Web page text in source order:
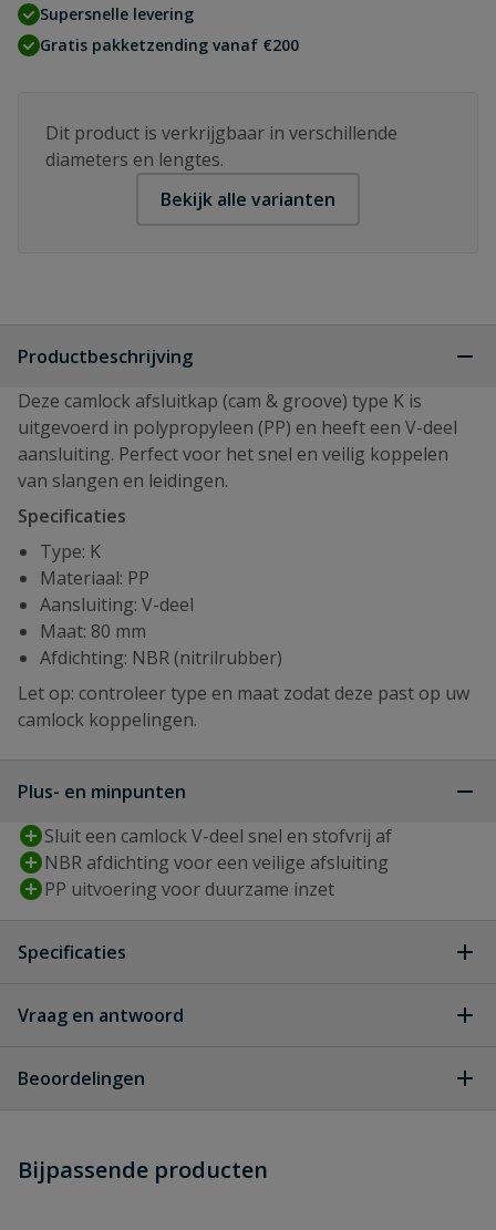
Supersnelle levering
Gratis pakketzending vanaf €200
Dit product is verkrijgbaar in verschillende
diameters en lengtes.
Bekijk alle varianten
Productbeschrijving
Deze camlock afsluitkap (cam & groove) type K is
uitgevoerd in polypropyleen (PP) en heeft een V-deel
aansluiting. Perfect voor het snel en veilig koppelen
van slangen en leidingen.
Specificaties
Type: K
Materiaal: PP
Aansluiting: V-deel
Maat: 80 mm
Afdichting: NBR (nitrilrubber)
Let op: controleer type en maat zodat deze past op uw
camlock koppelingen.
Plus- en minpunten
Sluit een camlock V-deel snel en stofvrij af
NBR afdichting voor een veilige afsluiting
PP uitvoering voor duurzame inzet
Specificaties
Type aansluiting camlock v-deel
Materiaal
Vraag en antwoord
dit product?
Beoordelingen
Schrijf zelf een beoordeling
Bijpassende producten